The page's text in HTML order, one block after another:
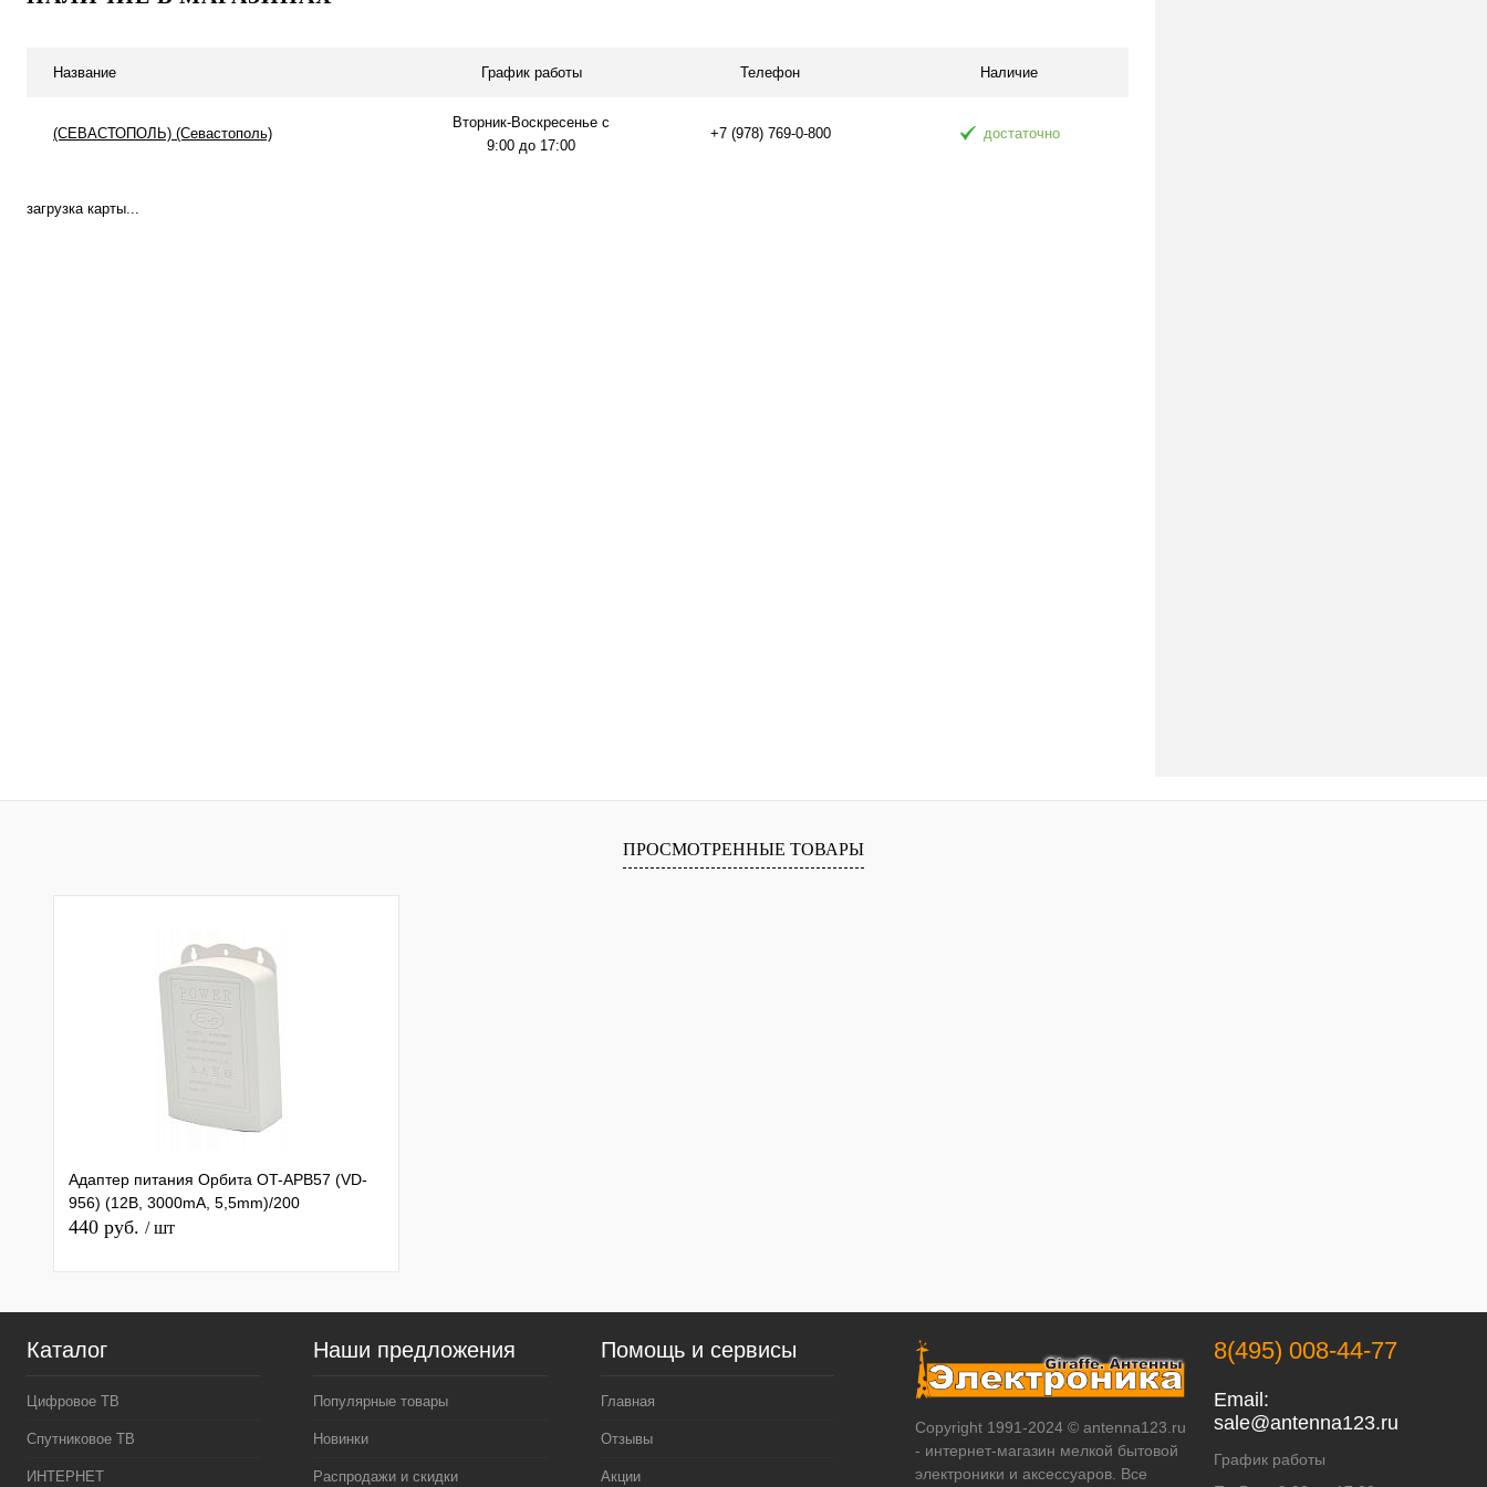
Название График работы Телефон Наличие
(СЕВАСТОПОЛЬ) (Севастополь)
Вторник-Воскресенье с
9:00 до 17:00
+7 (978) 769-0-800 достаточно
загрузка карты...
ПРОСМОТРЕННЫЕ ТОВАРЫ
Адаптер питания Орбита OT-APB57 (VD-
956) (12В, 3000mA, 5,5mm)/200
440 руб. / шт
Каталог
Цифровое ТВ
Спутниковое ТВ
ИНТЕРНЕТ
Наши предложения
Популярные товары
Новинки
Распродажи и скидки
Помощь и сервисы
Главная
Отзывы
Акции
Copyright 1991-2024 © antenna123.ru
- интернет-магазин мелкой бытовой
электроники и аксессуаров. Все
8(495) 008-44-77
Email:
sale@antenna123.ru
График работы